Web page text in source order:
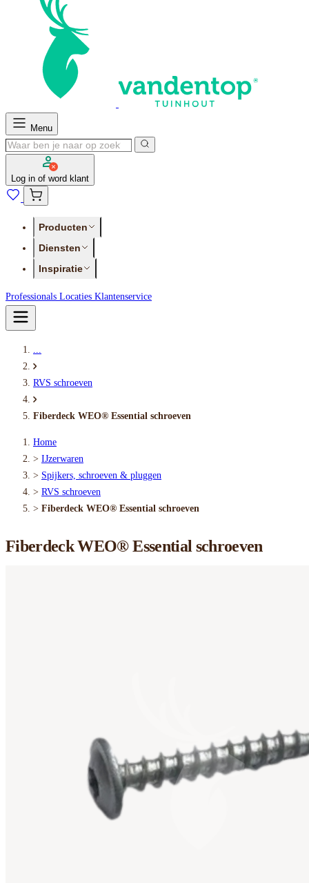
Menu
Log in of word klant
Producten
Diensten
Inspiratie
Professionals Locaties Klantenservice
...
RVS schroeven
Fiberdeck WEO® Essential schroeven
Home
> IJzerwaren
> Spijkers, schroeven & pluggen
> RVS schroeven
> Fiberdeck WEO® Essential schroeven
Fiberdeck WEO® Essential schroeven